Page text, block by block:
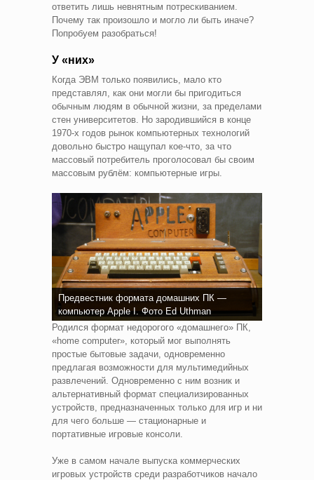
ответить лишь невнятным потрескиванием.
Почему так произошло и могло ли быть иначе?
Попробуем разобраться!
У «них»
Когда ЭВМ только появились, мало кто
представлял, как они могли бы пригодиться
обычным людям в обычной жизни, за пределами
стен университетов. Но зародившийся в конце
1970-х годов рынок компьютерных технологий
довольно быстро нащупал кое-что, за что
массовый потребитель проголосовал бы своим
массовым рублём: компьютерные игры.
Предвестник формата домашних ПК —
компьютер Apple I. Фото Ed Uthman
Родился формат недорогого «домашнего» ПК,
«home computer», который мог выполнять
простые бытовые задачи, одновременно
предлагая возможности для мультимедийных
развлечений. Одновременно с ним возник и
альтернативный формат специализированных
устройств, предназначенных только для игр и ни
для чего больше — стационарные и
портативные игровые консоли.
Уже в самом начале выпуска коммерческих
игровых устройств среди разработчиков начало